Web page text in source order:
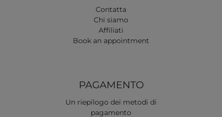
Contatta
Chi siamo
Affiliati
Book an appointment
PAGAMENTO
Un riepilogo dei metodi di
pagamento